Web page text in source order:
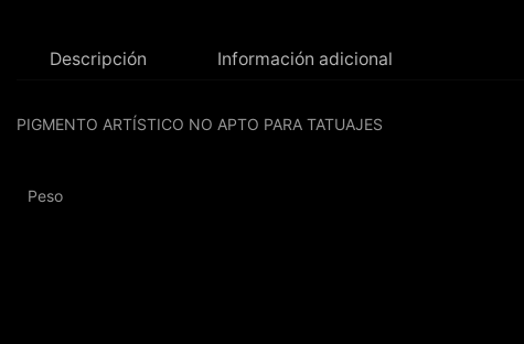
Descripción Información adicional
PIGMENTO ARTÍSTICO NO APTO PARA TATUAJES
Peso